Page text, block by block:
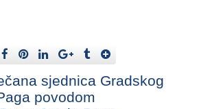
sjednica Gradskog
povodom